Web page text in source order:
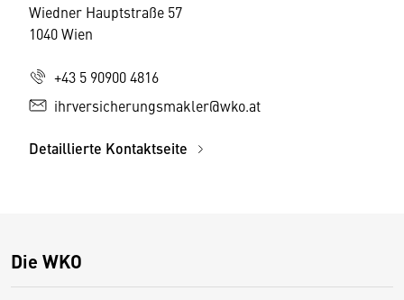
Wiedner Hauptstraße 57
1040 Wien
+43 5 90900 4816
ihrversicherungsmakler@wko.at
Detaillierte Kontaktseite
Die WKO